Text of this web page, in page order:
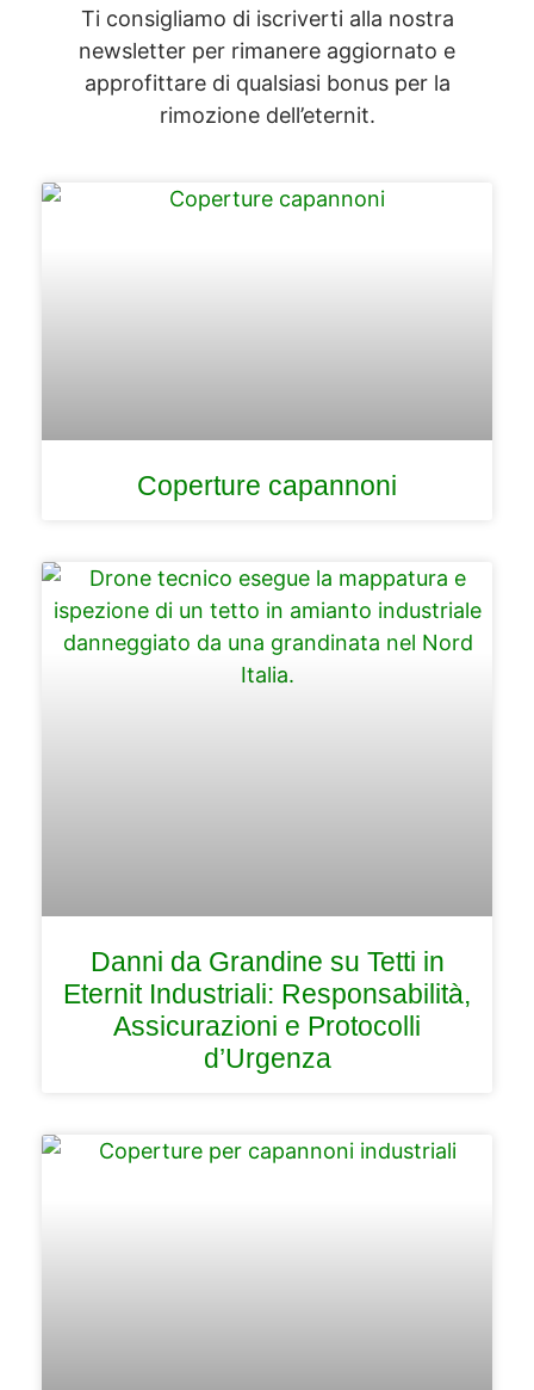
Ti consigliamo di iscriverti alla nostra
newsletter per rimanere aggiornato e
approfittare di qualsiasi bonus per la
rimozione dell’eternit.
Coperture capannoni
Danni da Grandine su Tetti in
Eternit Industriali: Responsabilità,
Assicurazioni e Protocolli
d’Urgenza